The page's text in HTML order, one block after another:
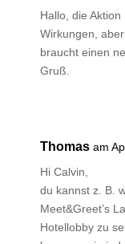
Hallo, die
Wirkungen,
braucht einen
Gruß.
Thomas am
Hi Calvin,
du kannst z. B.
Meet&Greet’s
Hotellobby zu